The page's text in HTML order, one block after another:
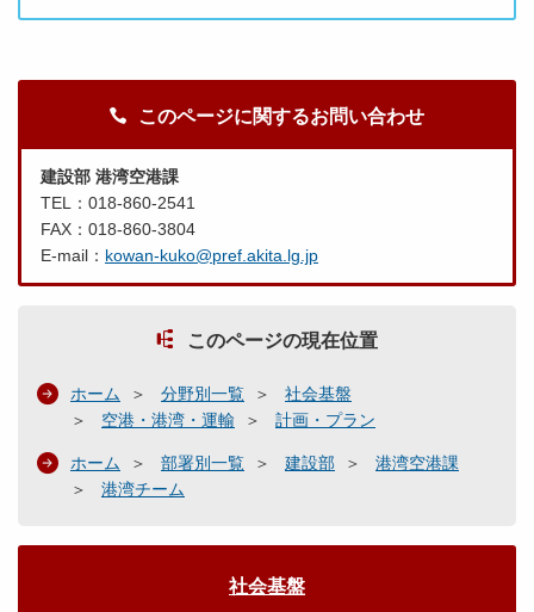
このページに関するお問い合わせ
建設部 港湾空港課
TEL：018-860-2541
FAX：018-860-3804
E-mail： kowan-kuko@pref.akita.lg.jp
このページの現在位置
ホーム 分野別一覧
社会基盤
空港・港湾・運輸
計画・プラン
ホーム 部署別一覧 建設部
港湾空港課
港湾チーム
社会基盤